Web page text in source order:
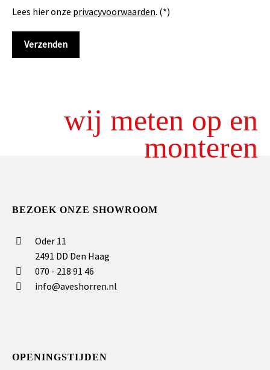
Lees hier onze privacyvoorwaarden. (*)
wij meten op en
monteren
BEZOEK ONZE SHOWROOM
Oder 11
2491 DD Den Haag
070 - 218 91 46
info@aveshorren.nl
OPENINGSTIJDEN